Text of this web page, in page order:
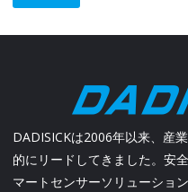
DADISICKは2006年以来、産
的にリードしてきました。安
マートセンサーソリューショ